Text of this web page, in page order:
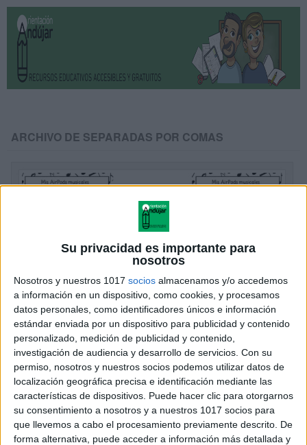
Su privacidad es importante para
nosotros
Nosotros y nuestros 1017 socios almacenamos y/o accedemos
a información en un dispositivo, como cookies, y procesamos
datos personales, como identificadores únicos e información
estándar enviada por un dispositivo para publicidad y contenido
personalizado, medición de publicidad y contenido,
investigación de audiencia y desarrollo de servicios. Con su
permiso, nosotros y nuestros socios podemos utilizar datos de
localización geográfica precisa e identificación mediante las
características de dispositivos. Puede hacer clic para otorgarnos
su consentimiento a nosotros y a nuestros 1017 socios para
que llevemos a cabo el procesamiento previamente descrito. De
forma alternativa, puede acceder a información más detallada y
ARCHIVO DE SEPARADAS POR COMAS
Mis play List de los Air Pods trabajando
mis emociones
Publicado el 16 junio, 2025
¡Hola a todos y bienvenidos de nuevo al blog de
Orientación Andújar! Hoy quiero compartir con ustedes
algo un poco diferente, algo muy personal y, a la vez,
una herramienta […]